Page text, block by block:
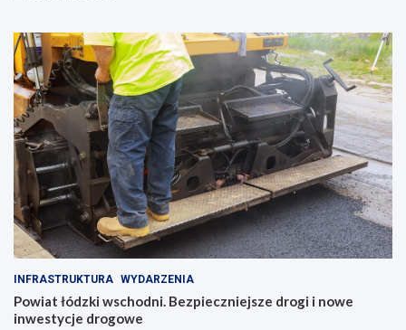
INFRASTRUKTURA WYDARZENIA
Powiat łódzki wschodni. Bezpieczniejsze drogi i nowe
inwestycje drogowe